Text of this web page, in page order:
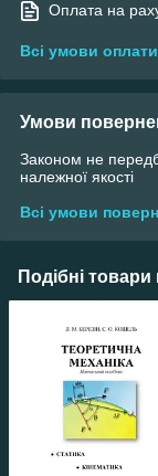
Оплата на
Всі умови оплати
Умови
Законом не
належної якості
Всі умови
Подібні товари